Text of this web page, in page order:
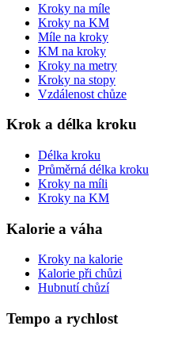
Kroky na míle
Kroky na KM
Míle na kroky
KM na kroky
Kroky na metry
Kroky na stopy
Vzdálenost chůze
Krok a délka kroku
Délka kroku
Průměrná délka kroku
Kroky na míli
Kroky na KM
Kalorie a váha
Kroky na kalorie
Kalorie při chůzi
Hubnutí chůzí
Tempo a rychlost